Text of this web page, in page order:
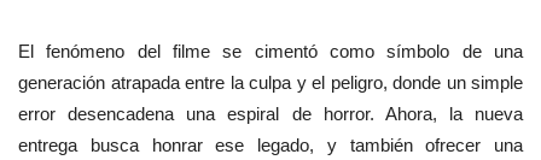
El fenómeno del filme se cimentó como símbolo de una
generación atrapada entre la culpa y el peligro, donde un simple
error desencadena una espiral de horror. Ahora, la nueva
entrega busca honrar ese legado, y también ofrecer una